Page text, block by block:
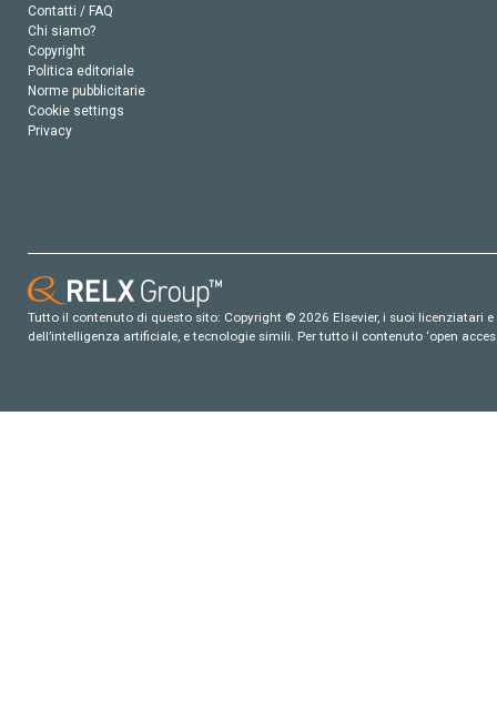
Contatti / FAQ
Chi siamo?
Copyright
Politica editoriale
Norme pubblicitarie
Cookie settings
Privacy
Tutto il contenuto di questo sito: Copyright © 2026 Elsevier, i suoi
dell’intelligenza artificiale, e tecnologie simili. Per tutto il contenuto ‘open